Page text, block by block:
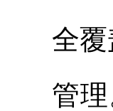
全
管